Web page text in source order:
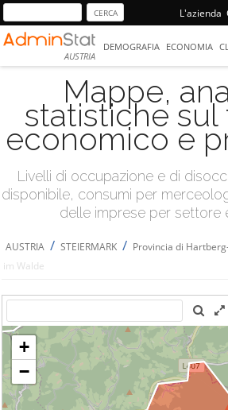
L'azienda
AUSTRIA
DEMOGRAFIA ECONOMIA
Mappe,
statistiche sul
economico e
Livelli di occupazione e di
disponibile, consumi per
delle imprese per settore
AUSTRIA / STEIERMARK / Provincia di
im Walde